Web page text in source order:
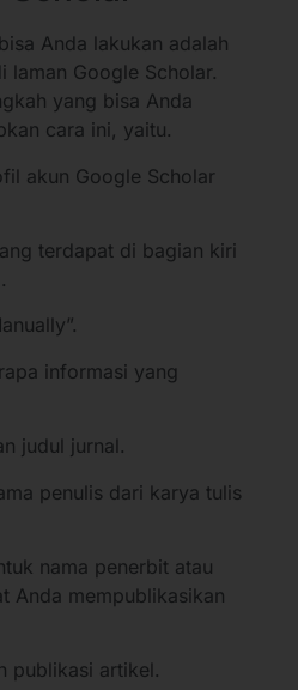
Anda lakukan adalah
laman Google Scholar.
yang bisa Anda
cara ini, yaitu.
akun Google Scholar
terdapat di bagian kiri
informasi yang
judul jurnal.
penulis dari karya tulis
nama penerbit atau
Anda mempublikasikan
publikasi artikel.